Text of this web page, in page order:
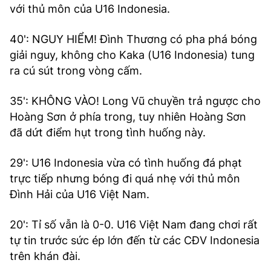
với thủ môn của U16 Indonesia.
40': NGUY HIỂM! Đình Thương có pha phá bóng
giải nguy, không cho Kaka (U16 Indonesia) tung
ra cú sút trong vòng cấm.
35': KHÔNG VÀO! Long Vũ chuyền trả ngược cho
Hoàng Sơn ở phía trong, tuy nhiên Hoàng Sơn
đã dứt điểm hụt trong tình huống này.
29': U16 Indonesia vừa có tình huống đá phạt
trực tiếp nhưng bóng đi quá nhẹ với thủ môn
Đình Hải của U16 Việt Nam.
20': Tỉ số vẫn là 0-0. U16 Việt Nam đang chơi rất
tự tin trước sức ép lớn đến từ các CĐV Indonesia
trên khán đài.